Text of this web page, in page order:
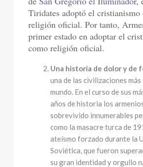
Tiridates adoptó el cristianismo
religión oficial. Por tanto,
primer estado en adoptar el
como religión oficial.
Una historia de dolor y de
una de las civilizaciones
mundo. En el curso de sus
años de historia los
sobrevivido innumerables
como la masacre turca de
ateísmo forzado durante la
Soviética, que fueron
su gran identidad y orgullo